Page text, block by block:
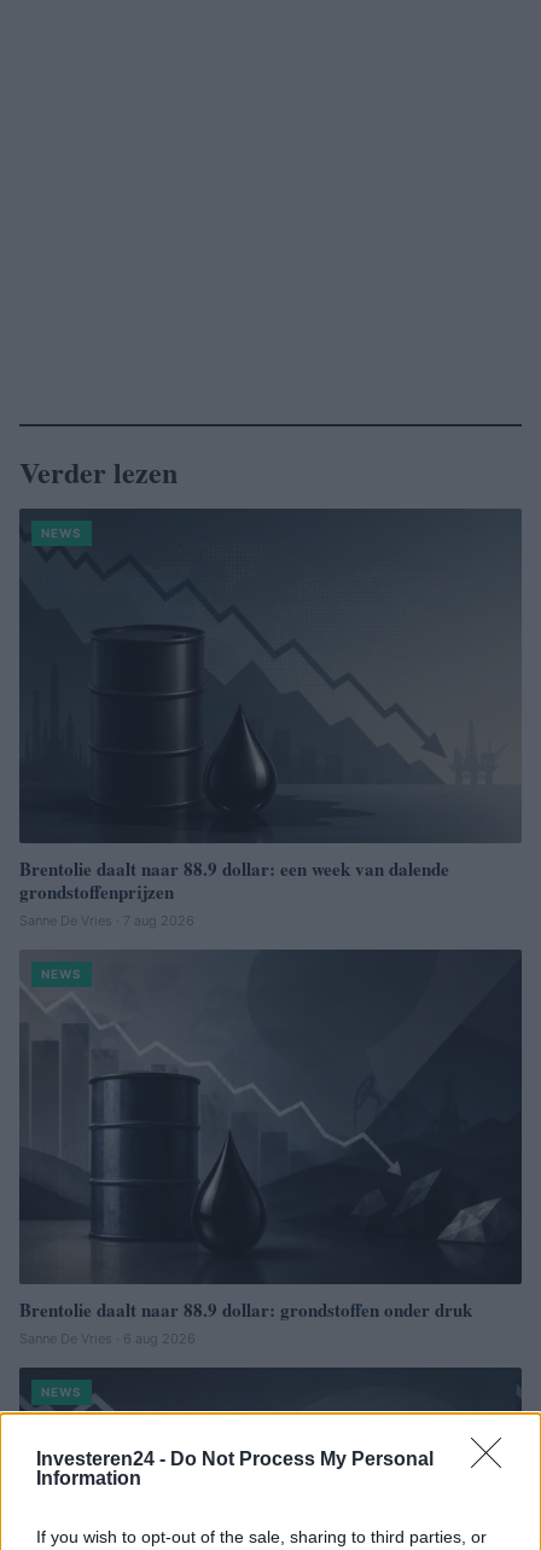
Investeren24 - Do Not Process My Personal
Information
If you wish to opt-out of the sale, sharing to third parties, or
Verder lezen
NEWS
Brentolie daalt naar 88.9 dollar: een week van dalende
grondstoffenprijzen
Sanne De Vries · 7 aug 2026
NEWS
Brentolie daalt naar 88.9 dollar: grondstoffen onder druk
Sanne De Vries · 6 aug 2026
NEWS